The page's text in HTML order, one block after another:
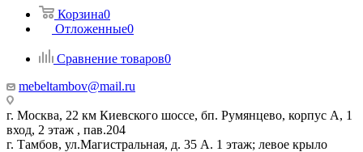
Корзина0
Отложенные0
Сравнение товаров0
mebeltambov@mail.ru
г. Москва, 22 км Киевского шоссе, бп. Румянцево, корпус А, 1
вход, 2 этаж , пав.204
г. Тамбов, ул.Магистральная, д. 35 А. 1 этаж; левое крыло